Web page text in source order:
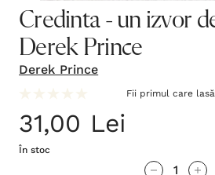
Credinta - un izvor
Derek Prince
Derek Prince
Fii primul care
31,00 Lei
În stoc